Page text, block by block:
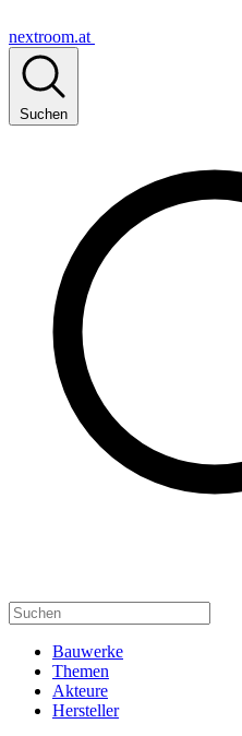
nextroom.at
Suchen
Bauwerke
Themen
Akteure
Hersteller